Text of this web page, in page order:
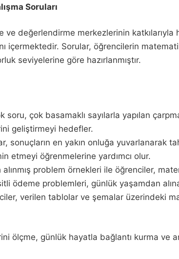
Soruları
ve değerlendirme merkezlerinin katkılarıyla
içermektedir. Sorular, öğrencilerin
seviyelerine göre hazırlanmıştır.
soru, çok basamaklı sayılarla yapılan
geliştirmeyi hedefler.
sonuçların en yakın onluğa yuvarlanarak
etmeyi öğrenmelerine yardımcı olur.
problem örnekleri ile öğrenciler,
ödeme problemleri, günlük yaşamdan
verilen tablolar ve şemalar üzerindeki
ölçme, günlük hayatla bağlantı kurma ve